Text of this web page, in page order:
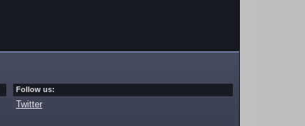
Follow us:
Twitter